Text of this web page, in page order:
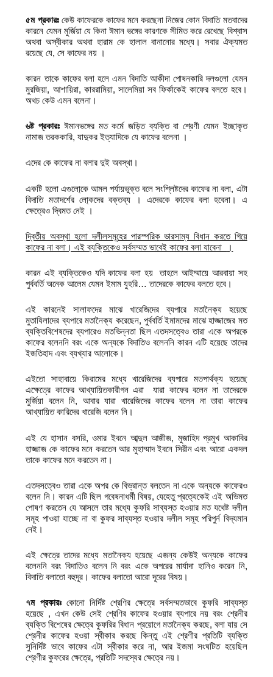
৫ম প্রকারঃকেউ কাফেরকে কাফের মনে করছেনা নিজের কোন বিদাতি মতবাদের
কারনে যেমন মুর্জিয়া যে কিনা ঈমান ভঙ্গের কারণকে সীমিত করে রেখেছে বিশ্বাস
অথবা অস্বীকার অথবা হারাম কে হালাল বানানোর মধ্যে। সবার ঐক্যমত
রয়েছে যে, সে কাফের নয় ।
কারন তাকে কাফের বলা হলে এমন বিদাতি আকীদা পোষনকারি দলগুলো যেমন
মুরজিয়া, আশায়িরা, কাররামিয়া, সালেমিয়া সব ফির্কাকেই কাফের বলতে হবে।
অথচ কেউ এমন বলেনা।
৬ষ্ট প্রকারঃ ঈমানভঙ্গের মত কর্মে জড়িত ব্যক্তি বা শ্রেণী যেমন ইচ্ছাকৃত
নামাজ তরককারি, যাদুকর ইত্যাদিকে যে কাফের বলেনা ।
এদের কে কাফের না বলার দুই অবস্থা।
একটি হলো এগুলো্কে আমল পর্যায়ভুক্ত বলে সংশ্লিষ্টদের কাফের না বলা, এটা
বিদাতি মতাদর্শের লো্কদের বক্তব্য । এদেরকে কাফের বলা হবেনা। এ
ক্ষেত্রেও দ্বিমত নেই ।
দ্বিতীয় অবস্থা হলো দলীলসমূহের পারস্পরিক ভারসাম্য বিধান করতে গিয়ে
কাফের না বলা। এই ব্যক্তিকেও সর্বসম্মত ভাবেই কাফের বলা যাবেনা
।
কারন এই ব্যক্তিকেও যদি কাফের বলা হয় তাহলে আইম্মায়ে আরবায়া সহ
পুর্ববর্তি অনেক আলেম যেমন ইমাম যুহরি… তাদেরকে কাফের বলতে হবে।
এই কারনেই সালাফদের মাঝে খারেজিদের ব্যপারে মতানৈক্য হয়েছে
মুতাযিলাদের ব্যপারে মতানৈক্য করেছেন, পুর্ববর্তি ইমামদের মাঝে হাজ্জাজের মত
ব্যক্তিবিশেষদের ব্যপারেও মতভিন্নতা ছিল এতদসত্বেও তারা একে অপরকে
কাফের বলেননি বরং একে অন্যকে বিদাতিও বলেননি কারন এটি হয়েছে তাদের
ইজতিহাদ এবং ব্যখ্যার আলোকে।
এইতো সাহাবায়ে কিরামের মধ্যে খারেজিদের ব্যপারে মতপার্থক্য হয়েছে
এক্ষেত্রে কাফের আখ্যায়িতকারীগন এরা যারা কাফের বলেন না তাদেরকে
মুর্জিয়া বলেন নি, আবার যারা খারেজিদের কাফের বলেন না তারা কাফের
আখ্যায়িত কারিদের খারেজি বলেন নি।
এই যে হাসান বসরি, ওমার ইবনে আব্দুল আজীজ, মুজাহিদ প্রমুখ আকাবির
হাজ্জাজ কে কাফের মনে করতেন আর মুহাম্মাদ ইবনে সিরীন এবং আরো একদল
তাকে কাফের মনে করতেন না।
এতদসত্বেও তারা একে অপর কে বিভ্রান্ত বলতেন না একে অন্যকে কাফেরও
বলেন নি। কারন এটি ছিল গবেষনাধর্মী বিষয়, যেহেতু প্রত্যেকেই এই অভিমত
পোষণ করতেন যে আসলে তার মধ্যে কুফরি সাব্যস্ত হওয়ার মত যথেষ্ট দলীল
সমূহ পাওয়া যাচ্ছে না বা কুফর সাব্যস্ত হওয়ার দলীল সমূহ পরিপুর্ন বিদ্যমান
নেই।
এই ক্ষেত্রে তাদের মধ্যে মতানৈক্য হয়েছে এজন্য কেউই অন্যকে কাফের
বলেননি বরং বিদাতিও বলেন নি বরং একে অপরের মার্যাদা হানিও করেন নি,
বিদাতি বলাতো বহুদূর। কাফের বলাতো আরো দূরের বিষয়।
৭ম প্রকারঃকোনো নির্দিষ্ট শ্রেণির ক্ষেত্রে সর্বসম্মতভাবে কুফরি সাব্যস্ত
হয়েছে , এখন কেউ সেই শ্রেণির কাফের হওয়ার ব্যপারে নয় বরং শ্রেনীর
ব্যক্তি বিশেষের ক্ষেত্রে কুফরির বিধান প্রয়োগে মতানৈক্য করছে, বলা যায় সে
শ্রেনীর কাফের হওয়া স্বীকার করছে কিন্তু এই শ্রেণীর প্রতিটি ব্যক্তি
সুনির্দিষ্ট ভাবে কাফের এটা স্বীকার করে না, আর ইজমা সংঘটিত হয়েছিল
শ্রেণীর কুফরের ক্ষেত্রে, প্রতিটি সদস্যের ক্ষেত্রে নয়।